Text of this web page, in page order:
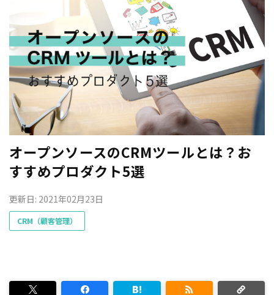
オープンソースのCRMツールとは？お
すすめプロダクト5選
更新日: 2021年02月23日
CRM（顧客管理）